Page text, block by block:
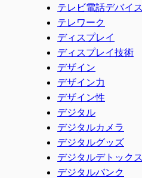
テレビ電話デバイス
テレワーク
ディスプレイ
ディスプレイ技術
デザイン
デザイン力
デザイン性
デジタル
デジタルカメラ
デジタルグッズ
デジタルデトックス
デジタルバンク